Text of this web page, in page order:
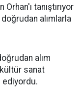
tanıştırıyor
alımlarla
alım
sanat
ediyordu.